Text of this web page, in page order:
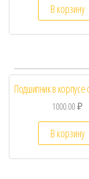
В корзину
1000.00₽
В корзину